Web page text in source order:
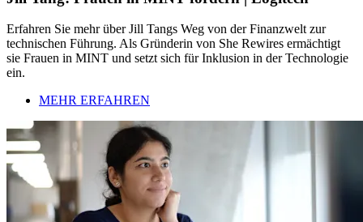
Erfahren Sie mehr über Jill Tangs Weg von der Finanzwelt zur
technischen Führung. Als Gründerin von She Rewires ermächtigt
sie Frauen in MINT und setzt sich für Inklusion in der Technologie
ein.
MEHR ERFAHREN